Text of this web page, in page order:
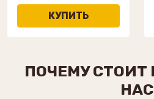
ПОЧЕМУ СТОИТ
НАС